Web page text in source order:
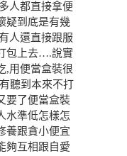
人都直接拿便
疑到底是有幾
人還直接跟服
包上去….說實
,用便當盒裝很
聽到本來不打
要了便當盒裝
水準低怎樣怎
養跟貪小便宜
夠互相跟自愛